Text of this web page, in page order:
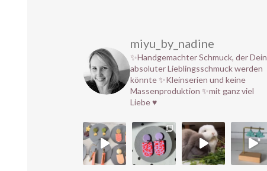
miyu_by_nadine
✨Handgemachter Schmuck, der Dein
absoluter Lieblingsschmuck werden
könnte✨Kleinserien und keine
Massenproduktion ✨mit ganz viel
Liebe ♥️